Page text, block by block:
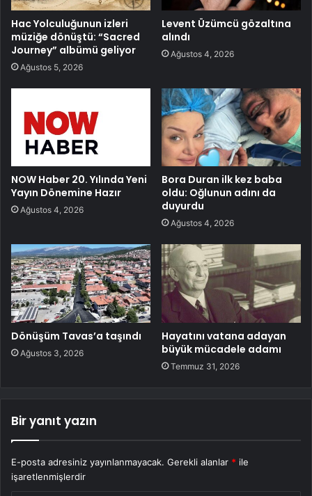
Hac Yolculuğunun izleri
müziğe dönüştü: “Sacred
Journey” albümü geliyor
Ağustos 5, 2026
Levent Üzümcü gözaltına
alındı
Ağustos 4, 2026
NOW Haber 20. Yılında Yeni
Yayın Dönemine Hazır
Ağustos 4, 2026
Bora Duran ilk kez baba
oldu: Oğlunun adını da
duyurdu
Ağustos 4, 2026
Dönüşüm Tavas’a taşındı
Ağustos 3, 2026
Hayatını vatana adayan
büyük mücadele adamı
Temmuz 31, 2026
Bir yanıt yazın
E-posta adresiniz yayınlanmayacak. Gerekli alanlar * ile
işaretlenmişlerdir